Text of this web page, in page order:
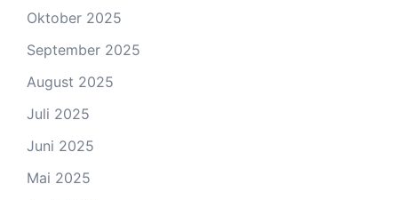
Oktober 2025
September 2025
August 2025
Juli 2025
Juni 2025
Mai 2025